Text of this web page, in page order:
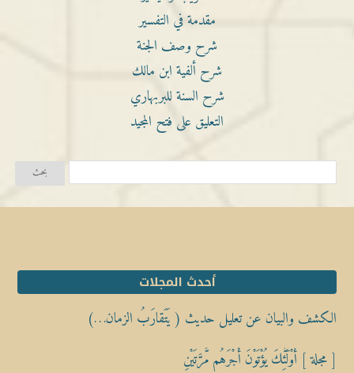
مقدمة في التفسير
شرح وصف الجنة
شرح ألفية ابن مالك
شرح السنة للبربهاري
التعليق على فتح المجيد
أحدث المجلات
الكشف والبيان عن تعليل حديث ( يَتَقارَبُ الزمان…)
[ مجلة ] أُوْلَٰٓئِكَ يُؤْتَوْنَ أَجْرَهُم مَّرَّتَيْنِ